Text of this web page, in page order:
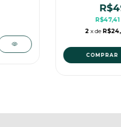
R$47,41
2 x de
COMPRAR